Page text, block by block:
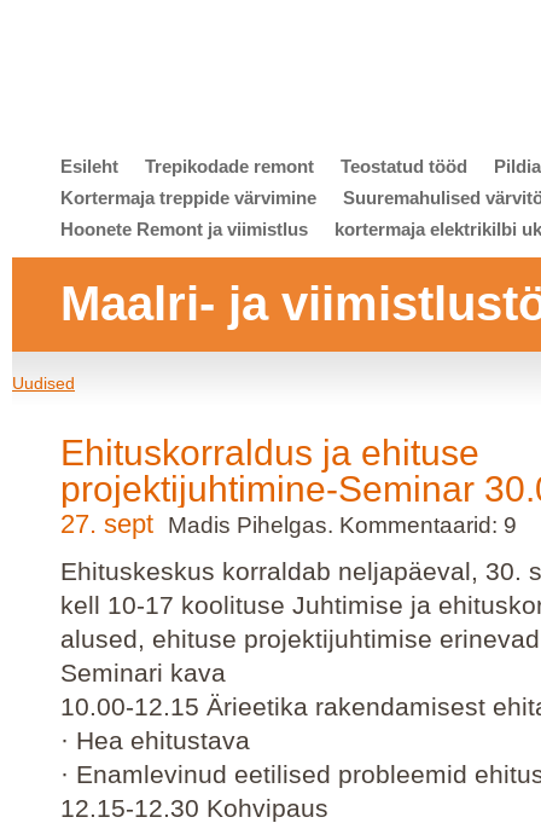
Esileht Trepikodade remont Teostatud tööd
Kortermaja treppide värvimine
Suuremahulised
Hoonete Remont ja viimistlus
kortermaja elektrikilbi
Maalri- ja
Uudised
Ehituskorraldus ja ehituse
projektijuhtimine-Seminar
27. sept Madis Pihelgas. Kommentaarid: 9
Ehituskeskus korraldab neljapäeval, 30.
kell 10-17 koolituse Juhtimise ja
alused, ehituse projektijuhtimise
Seminari kava
10.00-12.15 Ärieetika rakendamisest
· Hea ehitustava
· Enamlevinud eetilised probleemid
12.15-12.30 Kohvipaus